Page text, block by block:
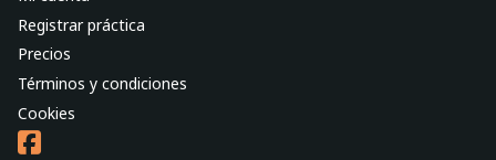
Registrar práctica
Precios
Términos y condiciones
Cookies